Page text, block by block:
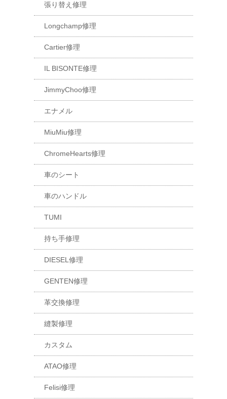
張り替え修理
Longchamp修理
Cartier修理
IL BISONTE修理
JimmyChoo修理
エナメル
MiuMiu修理
ChromeHearts修理
車のシート
車のハンドル
TUMI
持ち手修理
DIESEL修理
GENTEN修理
革交換修理
縫製修理
カスタム
ATAO修理
Felisi修理